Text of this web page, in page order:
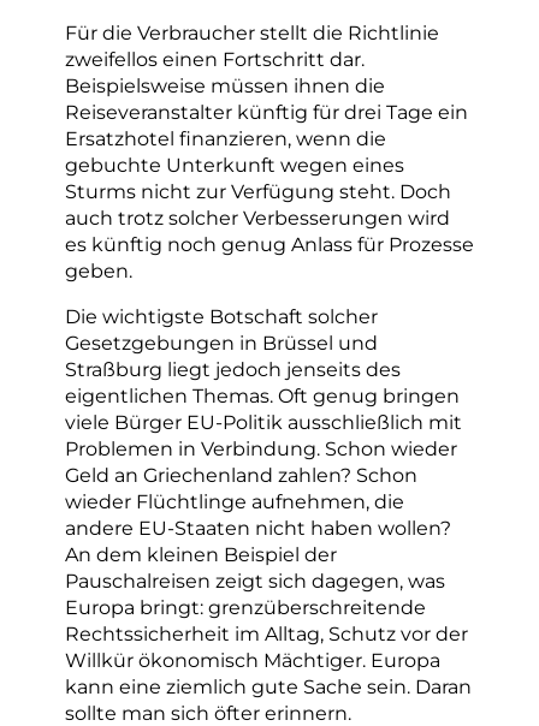
Für die Verbraucher stellt die Richtlinie
zweifellos einen Fortschritt dar.
Beispielsweise müssen ihnen die
Reiseveranstalter künftig für drei Tage ein
Ersatzhotel finanzieren, wenn die
gebuchte Unterkunft wegen eines
Sturms nicht zur Verfügung steht. Doch
auch trotz solcher Verbesserungen wird
es künftig noch genug Anlass für Prozesse
geben.
Die wichtigste Botschaft solcher
Gesetzgebungen in Brüssel und
Straßburg liegt jedoch jenseits des
eigentlichen Themas. Oft genug bringen
viele Bürger EU-Politik ausschließlich mit
Problemen in Verbindung. Schon wieder
Geld an Griechenland zahlen? Schon
wieder Flüchtlinge aufnehmen, die
andere EU-Staaten nicht haben wollen?
An dem kleinen Beispiel der
Pauschalreisen zeigt sich dagegen, was
Europa bringt: grenzüberschreitende
Rechtssicherheit im Alltag, Schutz vor der
Willkür ökonomisch Mächtiger. Europa
kann eine ziemlich gute Sache sein. Daran
sollte man sich öfter erinnern.